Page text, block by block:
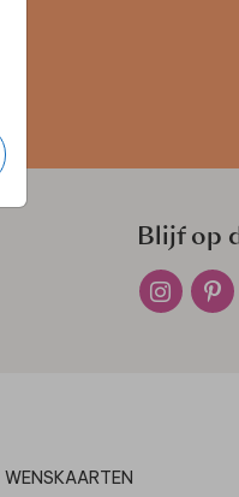
Blijf op
WENSKAARTEN